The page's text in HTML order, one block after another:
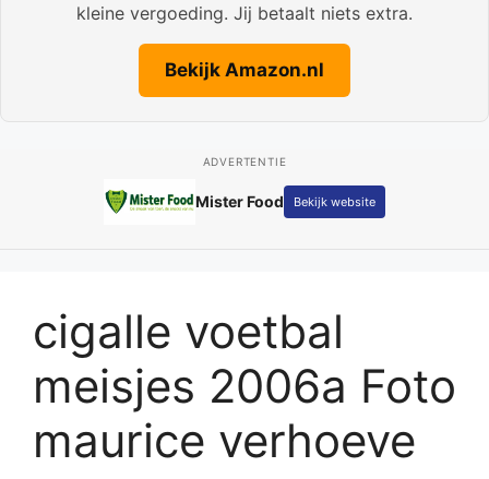
kleine vergoeding. Jij betaalt niets extra.
Bekijk Amazon.nl
ADVERTENTIE
Mister Food Bekijk website
cigalle voetbal
meisjes 2006a Foto
maurice verhoeve